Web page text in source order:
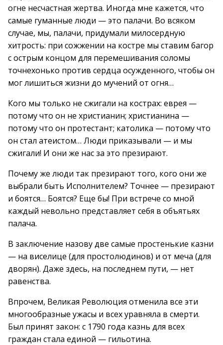
огне несчастная жертва. Иногда мне кажется, что
самые гуманные люди — это палачи. Во всяком
случае, мы, палачи, придумали милосердную
хитрость: при сожжении на костре мы ставим багор
с острым концом для перемешивания соломы
точнехонько против сердца осужденного, чтобы он
мог лишиться жизни до мучений от огня…
Кого мы только не сжигали на кострах: еврея —
потому что он не христианин; христианина —
потому что он протестант; католика — потому что
он стал атеистом… Люди приказывали — и мы
сжигали! И они же нас за это презирают.
Почему же люди так презирают того, кого они же
выбрали быть Исполнителем? Точнее — презирают
и боятся… Боятся? Еще бы! При встрече со мной
каждый невольно представляет себя в объятьях
палача.
В заключение назову две самые простенькие казни
— на виселице (для простолюдинов) и от меча (для
дворян). Даже здесь, на последнем пути, — нет
равенства.
Впрочем, Великая Революция отменила все эти
многообразные ужасы и всех уравняла в смерти.
Был принят закон: с 1790 года казнь для всех
граждан стала единой — гильотина.